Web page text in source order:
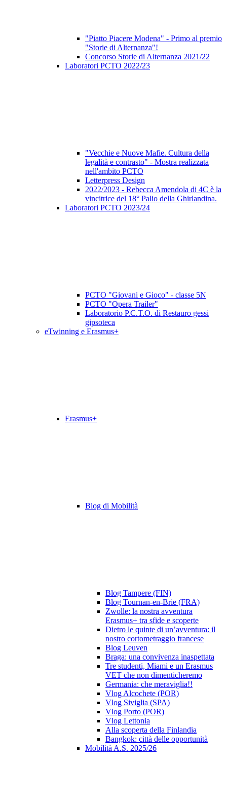
"Piatto Piacere Modena" - Primo al premio
"Storie di Alternanza"!
Concorso Storie di Alternanza 2021/22
Laboratori PCTO 2022/23
"Vecchie e Nuove Mafie. Cultura della
legalità e contrasto" - Mostra realizzata
nell'ambito PCTO
Letterpress Design
2022/2023 - Rebecca Amendola di 4C è la
vincitrice del 18° Palio della Ghirlandina.
Laboratori PCTO 2023/24
PCTO "Giovani e Gioco" - classe 5N
PCTO "Opera Trailer"
Laboratorio P.C.T.O. di Restauro gessi
gipsoteca
eTwinning e Erasmus+
Erasmus+
Blog di Mobilità
Blog Tampere (FIN)
Blog Tournan-en-Brie (FRA)
Zwolle: la nostra avventura
Erasmus+ tra sfide e scoperte
Dietro le quinte di un’avventura: il
nostro cortometraggio francese
Blog Leuven
Braga: una convivenza inaspettata
Tre studenti, Miami e un Erasmus
VET che non dimenticheremo
Germania: che meraviglia!!
Vlog Alcochete (POR)
Vlog Siviglia (SPA)
Vlog Porto (POR)
Vlog Lettonia
Alla scoperta della Finlandia
Bangkok: città delle opportunità
Mobilità A.S. 2025/26